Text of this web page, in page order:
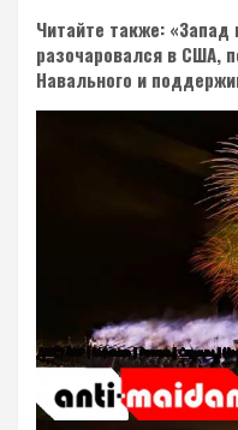
Читайте также:
разочаровался в США,
Навального и